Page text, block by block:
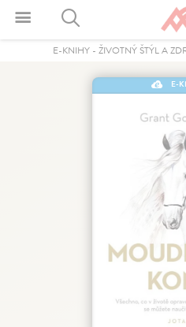
E-KNIHY - ŽIVOTNÝ ŠTÝL A
E-